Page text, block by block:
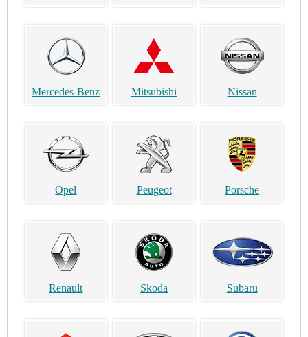
Mercedes-Benz Mitsubishi Nissan
Opel Peugeot Porsche
Renault Skoda Subaru